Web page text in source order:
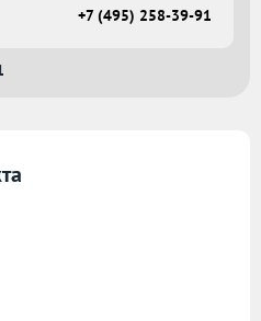
+7 (495) 258-39-91